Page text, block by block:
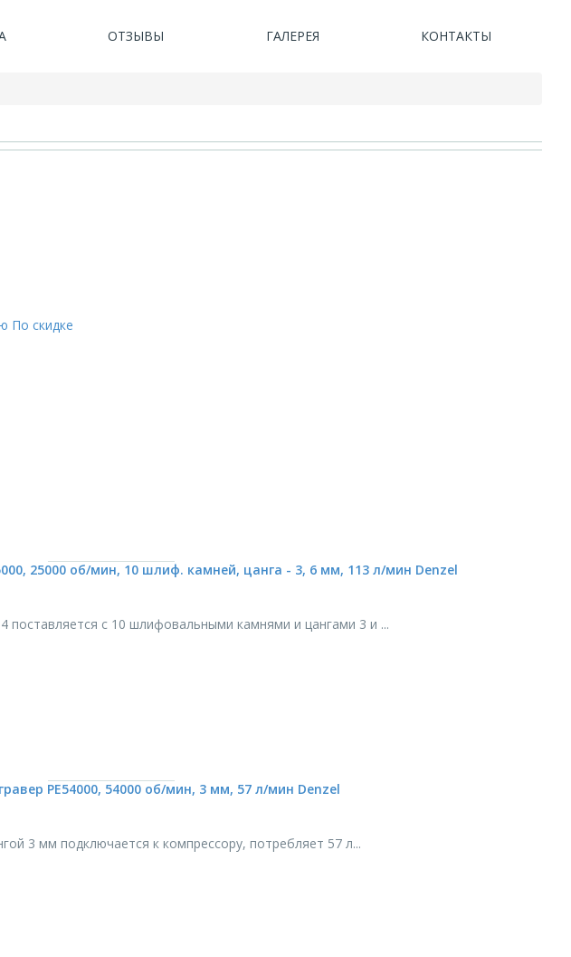
ОТЗЫВЫ ГАЛЕРЕЯ КОНТАКТЫ
По скидке
25000 об/мин, 10 шлиф. камней, цанга - 3, 6 мм, 113 л/мин Denzel
с 10 шлифовальными камнями и цангами 3 и ...
PE54000, 54000 об/мин, 3 мм, 57 л/мин Denzel
3 мм подключается к компрессору, потребляет 57 л...